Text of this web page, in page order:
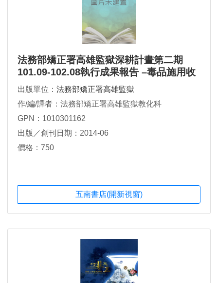
法務部矯正署高雄監獄深耕計畫第二期
101.09-102.08執行成果報告 –毒品施用收
容人輔導處遇深耕計畫
出版單位： 法務部矯正署高雄監獄
作/編/譯者：法務部矯正署高雄監獄教化科
GPN：1010301162
出版／創刊日期：2014-06
價格：750
五南書店(開新視窗)